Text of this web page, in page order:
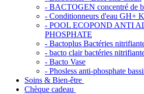
- BACTOGEN concentré de
- Conditionneurs d'eau GH+
- POOL ECOPOND ANTI
PHOSPHATE
- Bactoplus Bactéries
- bacto clair bactéries
- Bacto Vase
- Phosless anti-phosphate
Soins & Bien-être
Chèque cadeau